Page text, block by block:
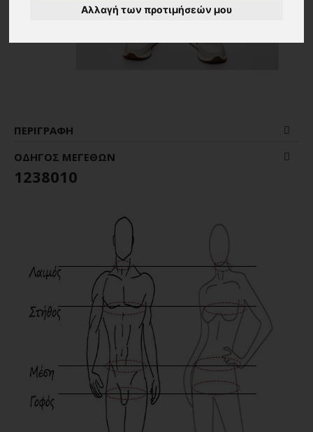
Αλλαγή των προτιμήσεών μου
ΠΕΡΙΓΡΑΦΉ
ΟΔΗΓΌΣ ΜΕΓΕΘΏΝ
1238010